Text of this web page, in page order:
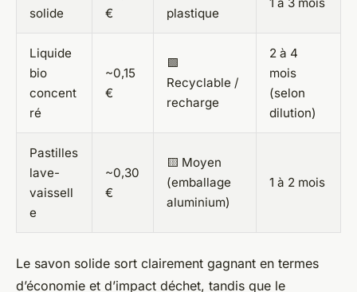
solide
€
plastique
Liquide
bio
concent
ré
~0,15
€
🟩
Recyclable /
recharge
2 à 4
mois
(selon
dilution)
Pastilles
lave-
vaissell
e
~0,30
€
🟨 Moyen
(emballage
aluminium)
1 à 2 mois
Le savon solide sort clairement gagnant en termes
d’économie et d’impact déchet, tandis que le